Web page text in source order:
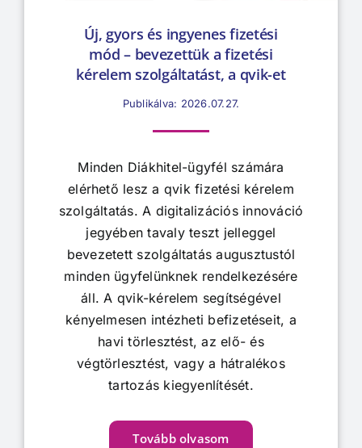
Új, gyors és ingyenes fizetési
mód – bevezettük a fizetési
kérelem szolgáltatást, a qvik-et
Publikálva: 2026.07.27.
Minden Diákhitel-ügyfél számára
elérhető lesz a qvik fizetési kérelem
szolgáltatás. A digitalizációs innováció
jegyében tavaly teszt jelleggel
bevezetett szolgáltatás augusztustól
minden ügyfelünknek rendelkezésére
áll. A qvik-kérelem segítségével
kényelmesen intézheti befizetéseit, a
havi törlesztést, az elő- és
végtörlesztést, vagy a hátralékos
tartozás kiegyenlítését.
Tovább olvasom